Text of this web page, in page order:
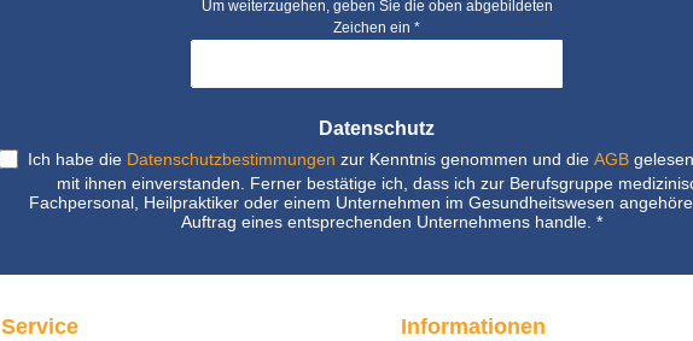
Um weiterzugehen, geben Sie die oben abgebildeten
Zeichen ein *
Datenschutz
Ich habe die Datenschutzbestimmungen zur Kenntnis genommen und die AGB
mit ihnen einverstanden. Ferner bestätige ich, dass ich zur Berufsgruppe
Fachpersonal, Heilpraktiker oder einem Unternehmen im Gesundheitswesen
Auftrag eines entsprechenden Unternehmens handle. *
Service Informationen